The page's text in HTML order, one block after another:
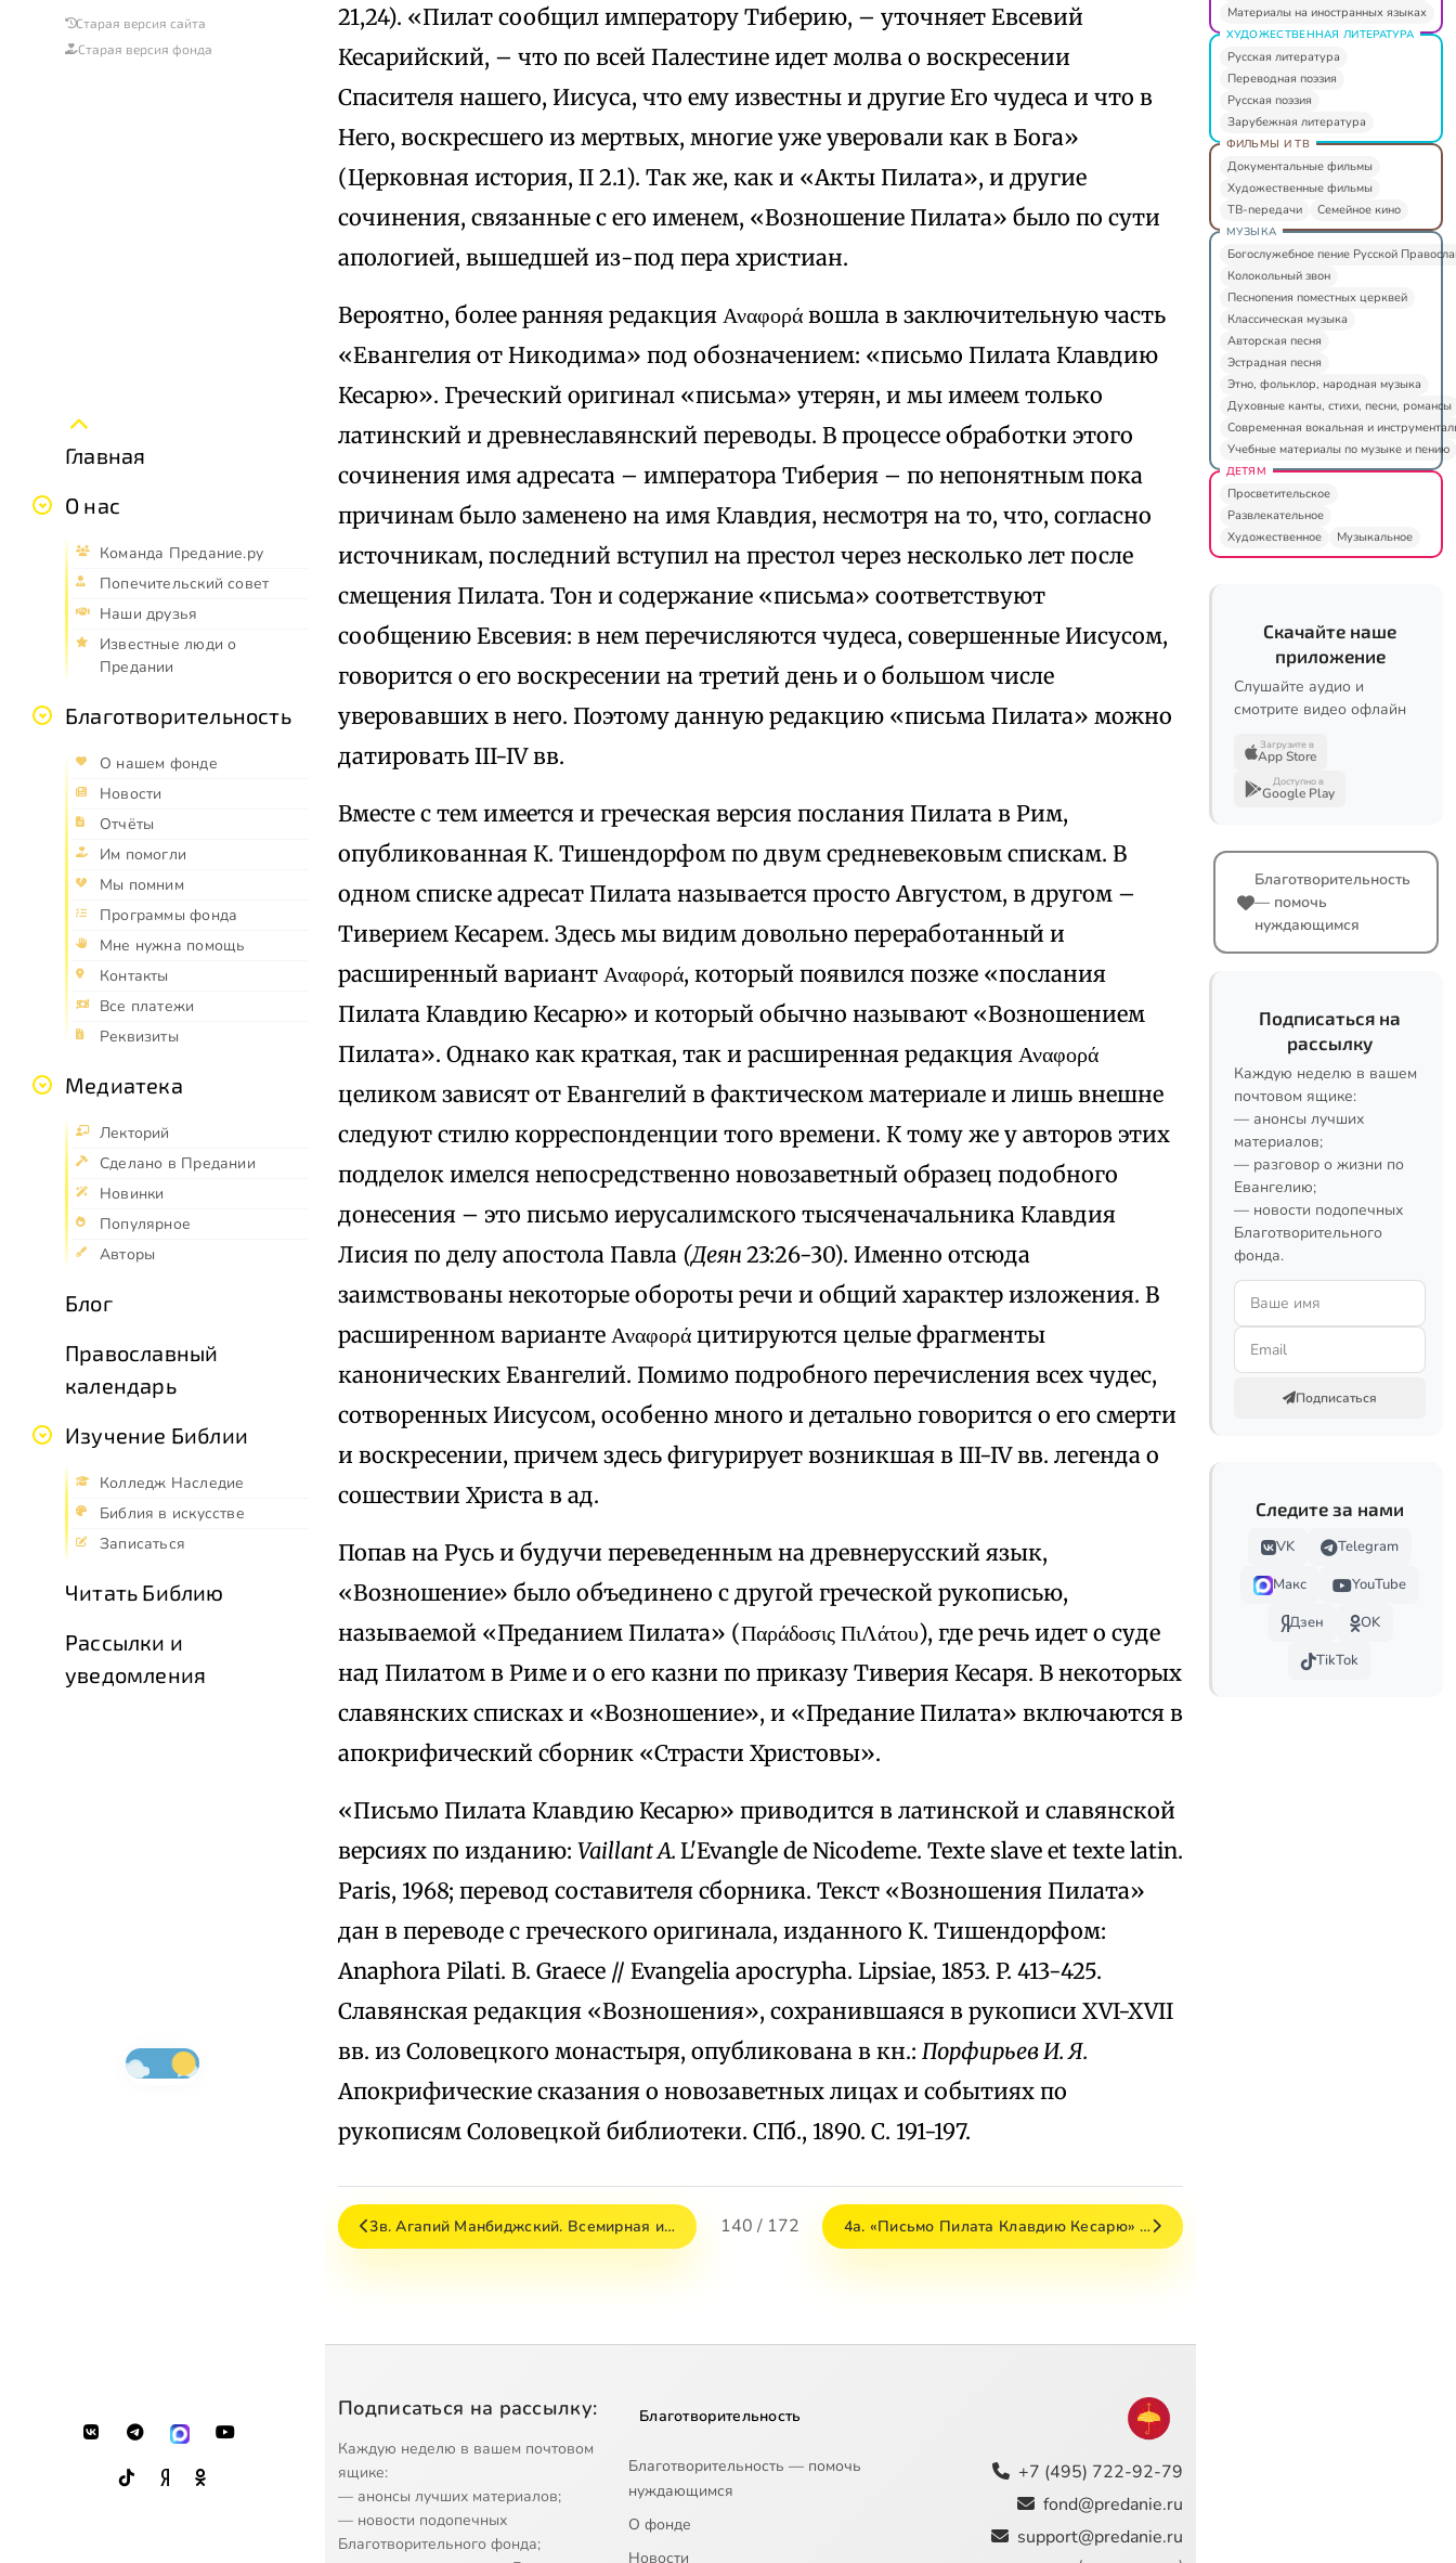
Старая версия сайта
Старая версия фонда
Главная
О нас
Команда Предание.ру
Попечительский совет
Наши друзья
Известные люди о
Предании
Благотворительность
О нашем фонде
Новости
Отчёты
Им помогли
Мы помним
Программы фонда
Мне нужна помощь
Контакты
Все платежи
Реквизиты
Медиатека
Лекторий
Сделано в Предании
Новинки
Популярное
Авторы
Блог
Православный
календарь
Изучение Библии
Колледж Наследие
Библия в искусстве
Записаться
Читать Библию
Рассылки и
уведомления
21,24). «Пилат сообщил императору Тиберию, – уточняет Евсевий
Кесарийский, – что по всей Палестине идет молва о воскресении
Спасителя нашего, Иисуса, что ему известны и другие Его чудеса и что в
Него, воскресшего из мертвых, многие уже уверовали как в Бога»
(Церковная история, II 2.1). Так же, как и «Акты Пилата», и другие
сочинения, связанные с его именем, «Возношение Пилата» было по сути
апологией, вышедшей из-под пера христиан.
Вероятно, более ранняя редакция Αναφορά вошла в заключительную часть
«Евангелия от Никодима» под обозначением: «письмо Пилата Клавдию
Кесарю». Греческий оригинал «письма» утерян, и мы имеем только
латинский и древнеславянский переводы. В процессе обработки этого
сочинения имя адресата – императора Тиберия – по непонятным пока
причинам было заменено на имя Клавдия, несмотря на то, что, согласно
источникам, последний вступил на престол через несколько лет после
смещения Пилата. Тон и содержание «письма» соответствуют
сообщению Евсевия: в нем перечисляются чудеса, совершенные Иисусом,
говорится о его воскресении на третий день и о большом числе
уверовавших в него. Поэтому данную редакцию «письма Пилата» можно
датировать III-IV вв.
Вместе с тем имеется и греческая версия послания Пилата в Рим,
опубликованная К. Тишендорфом по двум средневековым спискам. В
одном списке адресат Пилата называется просто Августом, в другом –
Тиверием Кесарем. Здесь мы видим довольно переработанный и
расширенный вариант Αναφορά, который появился позже «послания
Пилата Клавдию Кесарю» и который обычно называют «Возношением
Пилата». Однако как краткая, так и расширенная редакция Αναφορά
целиком зависят от Евангелий в фактическом материале и лишь внешне
следуют стилю корреспонденции того времени. К тому же у авторов этих
подделок имелся непосредственно новозаветный образец подобного
донесения – это письмо иерусалимского тысяченачальника Клавдия
Лисия по делу апостола Павла (Деян 23:26-30). Именно отсюда
заимствованы некоторые обороты речи и общий характер изложения. В
расширенном варианте Αναφορά цитируются целые фрагменты
канонических Евангелий. Помимо подробного перечисления всех чудес,
сотворенных Иисусом, особенно много и детально говорится о его смерти
и воскресении, причем здесь фигурирует возникшая в III-IV вв. легенда о
сошествии Христа в ад.
Попав на Русь и будучи переведенным на древнерусский язык,
«Возношение» было объединено с другой греческой рукописью,
называемой «Преданием Пилата» (Παράδοσις ΠιΛάτου), где речь идет о суде
над Пилатом в Риме и о его казни по приказу Тиверия Кесаря. В некоторых
славянских списках и «Возношение», и «Предание Пилата» включаются в
апокрифический сборник «Страсти Христовы».
«Письмо Пилата Клавдию Кесарю» приводится в латинской и славянской
версиях по изданию: Vaillant A. L'Evangle de Nicodeme. Texte slave et texte latin.
Paris, 1968; перевод составителя сборника. Текст «Возношения Пилата»
дан в переводе с греческого оригинала, изданного К. Тишендорфом:
Anaphora Pilati. В. Graece // Evangelia apocrypha. Lipsiae, 1853. P. 413-425.
Славянская редакция «Возношения», сохранившаяся в рукописи XVI-XVII
вв. из Соловецкого монастыря, опубликована в кн.: Порфирьев И. Я.
Апокрифические сказания о новозаветных лицах и событиях по
рукописям Соловецкой библиотеки. СПб., 1890. С. 191-197.
3в. Агапий Манбиджский. Всемирная и… 140 / 172 4а. «Письмо Пилата Клавдию Кесарю» …
Подписаться на рассылку:
Каждую неделю в вашем почтовом
ящике:
— анонсы лучших материалов;
— новости подопечных
Благотворительного фонда;
Благотворительность
Благотворительность — помочь
нуждающимся
О фонде
Новости
+7 (495) 722-92-79
fond@predanie.ru
support@predanie.ru
Материалы на иностранных языках
ХУДОЖЕСТВЕННАЯ ЛИТЕРАТУРА
Русская литература
Переводная поэзия
Русская поэзия
Зарубежная литература
ФИЛЬМЫ И ТВ
Документальные фильмы
Художественные фильмы
ТВ-передачи
Семейное кино
МУЗЫКА
Богослужебное пение Русской
Колокольный звон
Песнопения поместных церквей
Классическая музыка
Авторская песня
Эстрадная песня
Этно, фольклор, народная музыка
Духовные канты, стихи, песни, романсы
Современная вокальная и
Учебные материалы по музыке и пению
ДЕТЯМ
Просветительское
Развлекательное
Художественное
Музыкальное
Скачайте наше
приложение
Слушайте аудио и
смотрите видео офлайн
Загрузите в
App Store
Доступно в
Google Play
Благотворительность
— помочь
нуждающимся
Подписаться на
рассылку
Каждую неделю в вашем
почтовом ящике:
— анонсы лучших
материалов;
— разговор о жизни по
Евангелию;
— новости подопечных
Благотворительного
фонда.
Подписаться
Следите за нами
VK
Telegram
Макс
YouTube
Дзен
OK
TikTok